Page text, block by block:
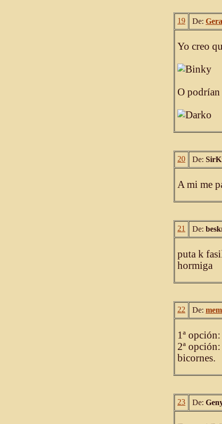
19 De:
Yo creo
O podrían
20 De:
A mi me
21 De:
puta k
hormiga
22 De:
1ª
2ª
bicornes.
23 De: